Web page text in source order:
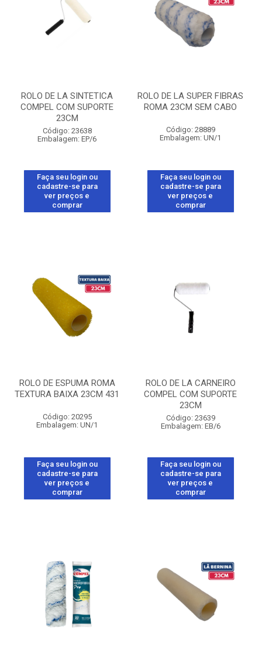
ROLO DE LA SINTETICA
COMPEL COM SUPORTE
23CM
Código: 23638
Embalagem: EP/6
Faça seu login ou
cadastre-se para
ver preços e
comprar
ROLO DE LA SUPER FIBRAS
ROMA 23CM SEM CABO
Código: 28889
Embalagem: UN/1
Faça seu login ou
cadastre-se para
ver preços e
comprar
ROLO DE ESPUMA ROMA
TEXTURA BAIXA 23CM 431
Código: 20295
Embalagem: UN/1
Faça seu login ou
cadastre-se para
ver preços e
comprar
ROLO DE LA CARNEIRO
COMPEL COM SUPORTE
23CM
Código: 23639
Embalagem: EB/6
Faça seu login ou
cadastre-se para
ver preços e
comprar